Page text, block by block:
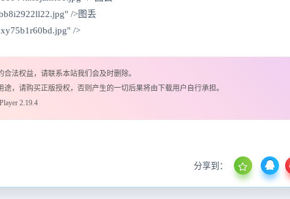
/>图丢
/>
法权益，请联系本站我们会及时删除。
，请购买正版授权，否则产生的一切后果将由下载用户自行承担。
2.19.4
分享到：